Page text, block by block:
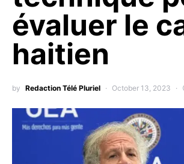
évaluer le
haitien
by Redaction Télé Pluriel October 13, 2023